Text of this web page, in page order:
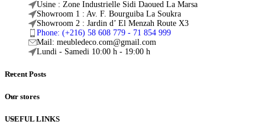
Usine : Zone Industrielle Sidi Daoued La Marsa
Showroom 1 : Av. F. Bourguiba La Soukra
Showroom 2 : Jardin d’ El Menzah Route X3
Phone: (+216) 58 608 779 - 71 854 999
Mail: meubledeco.com@gmail.com
Lundi - Samedi 10:00 h - 19:00 h
Recent Posts
Our stores
USEFUL LINKS